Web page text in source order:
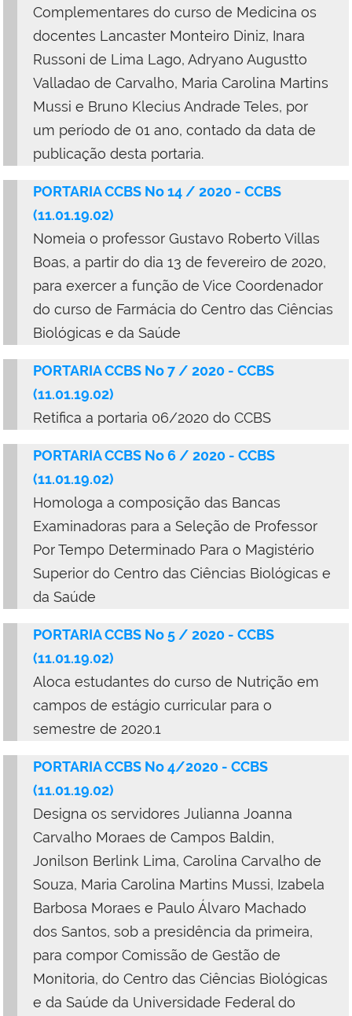
Complementares do curso de Medicina os
docentes Lancaster Monteiro Diniz, Inara
Russoni de Lima Lago, Adryano Augustto
Valladao de Carvalho, Maria Carolina Martins
Mussi e Bruno Klecius Andrade Teles, por
um período de 01 ano, contado da data de
publicação desta portaria.
PORTARIA CCBS No 14 / 2020 - CCBS
(11.01.19.02)
Nomeia o professor Gustavo Roberto Villas
Boas, a partir do dia 13 de fevereiro de 2020,
para exercer a função de Vice Coordenador
do curso de Farmácia do Centro das Ciências
Biológicas e da Saúde
PORTARIA CCBS No 7 / 2020 - CCBS
(11.01.19.02)
Retifica a portaria 06/2020 do CCBS
PORTARIA CCBS No 6 / 2020 - CCBS
(11.01.19.02)
Homologa a composição das Bancas
Examinadoras para a Seleção de Professor
Por Tempo Determinado Para o Magistério
Superior do Centro das Ciências Biológicas e
da Saúde
PORTARIA CCBS No 5 / 2020 - CCBS
(11.01.19.02)
Aloca estudantes do curso de Nutrição em
campos de estágio curricular para o
semestre de 2020.1
PORTARIA CCBS No 4/2020 - CCBS
(11.01.19.02)
Designa os servidores Julianna Joanna
Carvalho Moraes de Campos Baldin,
Jonilson Berlink Lima, Carolina Carvalho de
Souza, Maria Carolina Martins Mussi, Izabela
Barbosa Moraes e Paulo Álvaro Machado
dos Santos, sob a presidência da primeira,
para compor Comissão de Gestão de
Monitoria, do Centro das Ciências Biológicas
e da Saúde da Universidade Federal do